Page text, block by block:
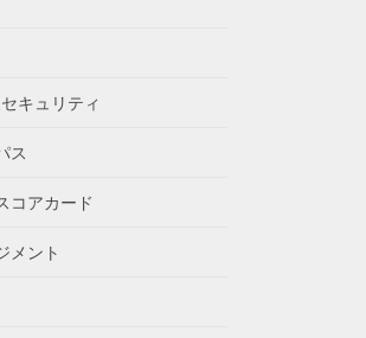
キュリティ
ス
コアカード
メント